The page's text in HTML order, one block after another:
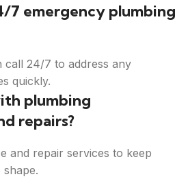
7 emergency plumbing
call 24/7 to address any
quickly.
plumbing
repairs?
and repair services to keep